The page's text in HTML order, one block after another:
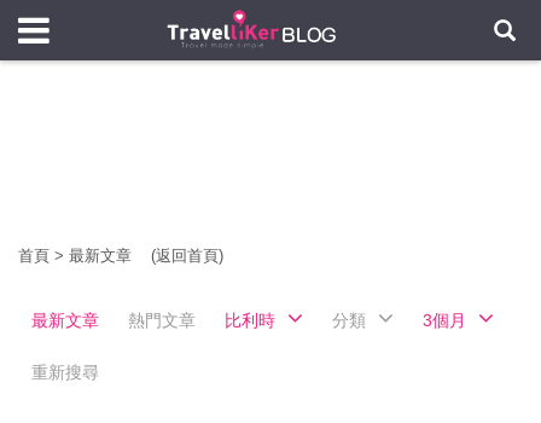
首頁 > 最新文章 (返回首頁)
最新文章 熱門文章 比利時 分類 3個月
重新搜尋